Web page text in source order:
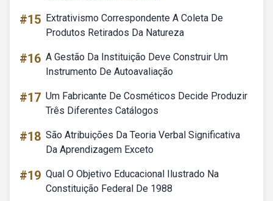
#15 Extrativismo Correspondente A Coleta De
Produtos Retirados Da Natureza
#16 A Gestão Da Instituição Deve Construir Um
Instrumento De Autoavaliação
#17 Um Fabricante De Cosméticos Decide Produzir
Três Diferentes Catálogos
#18 São Atribuições Da Teoria Verbal Significativa
Da Aprendizagem Exceto
#19 Qual O Objetivo Educacional Ilustrado Na
Constituição Federal De 1988